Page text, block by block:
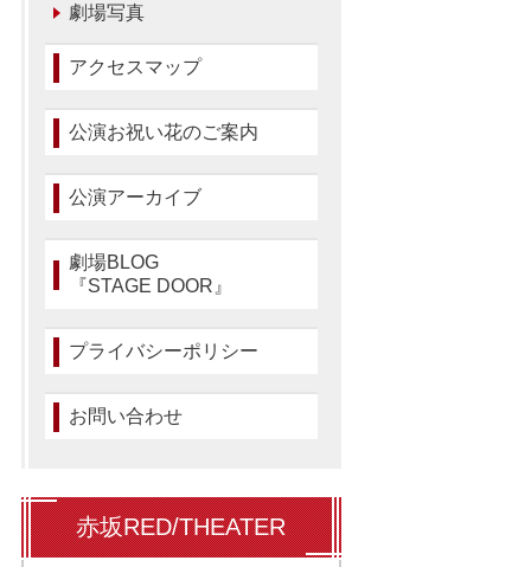
劇場写真
アクセスマップ
公演お祝い花のご案内
公演アーカイブ
劇場BLOG
『STAGE DOOR』
プライバシーポリシー
お問い合わせ
赤坂RED/THEATER